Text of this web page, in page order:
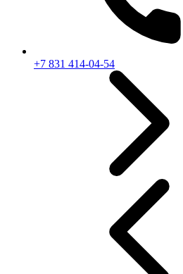
+7 831 414-04-54